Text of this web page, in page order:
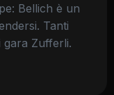
Bellich è un
Tanti
Zufferli.